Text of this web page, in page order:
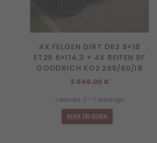
4X FELGEN DIRT D62 9×18
ET25 6×114,3 + 4X REIFEN BF
GOODRICH KO2 265/60/18
2.549,00 €
Lieferzeit: 3 - 7 Werktage
MEHR ERFAHREN